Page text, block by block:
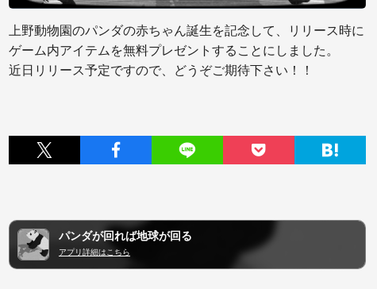
上野動物園のパンダの赤ちゃん誕生を記念して、リリース時に
ゲーム内アイテムを無料プレゼントすることにしました。
近日リリース予定ですので、どうぞご期待下さい！！
パンダが回れば地球が回る
アプリ詳細はこちら